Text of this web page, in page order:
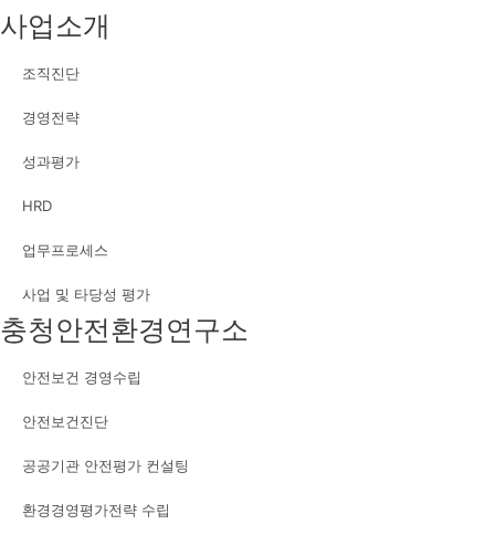
사업소개
조직진단
경영전략
성과평가
HRD
업무프로세스
사업 및 타당성 평가
충청안전환경연구소
안전보건 경영수립
안전보건진단
공공기관 안전평가 컨설팅
환경경영평가전략 수립